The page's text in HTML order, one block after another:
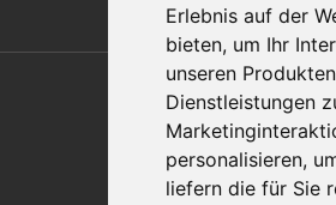
Erlebnis auf der
bieten, um Ihr
unseren
Dienstleistungen
personalisieren,
liefern die für Sie
Also of
Automation
Applications